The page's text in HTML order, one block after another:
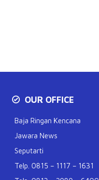
OUR OFFICE
Baja Ringan Kencana
Jawara News
Seputarti
Telp. 0815 – 1117 – 1631